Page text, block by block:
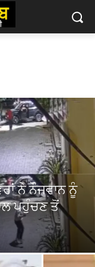
ਨੇ ਨੌਜਵਾਨ ਨੂੰ
ਪਹੁੰਚਣ ਤੋਂ